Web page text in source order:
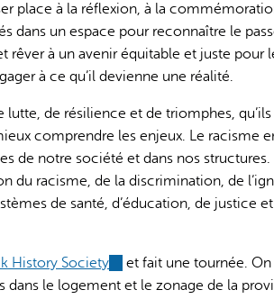
place à la réflexion, à la
dans un espace pour reconnaître le
à un avenir équitable et juste pour
à ce qu’il devienne une réalité.
lutte, de résilience et de triomphes,
comprendre les enjeux. Le racisme
de notre société et dans nos structures.
du racisme, de la discrimination, de
de santé, d’éducation, de justice
History Society (link
is
et fait une tournée. On
dans le logement et le zonage de la